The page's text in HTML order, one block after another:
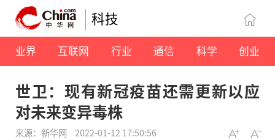
科技
业界 互联网 行业 通信 科学 创业
世卫：现有新冠疫苗还需更新以应
对未来变异毒株
来源：新华网 2022-01-12 17:50:56